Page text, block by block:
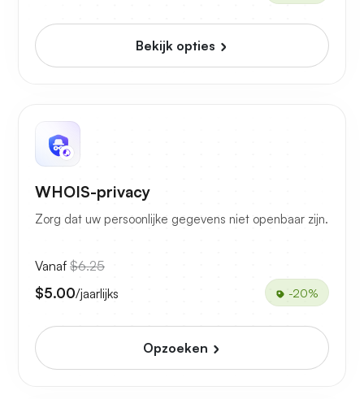
Bekijk opties
WHOIS-privacy
Zorg dat uw persoonlijke gegevens niet openbaar zijn.
Vanaf $6.25
$5.00/jaarlijks -20%
Opzoeken